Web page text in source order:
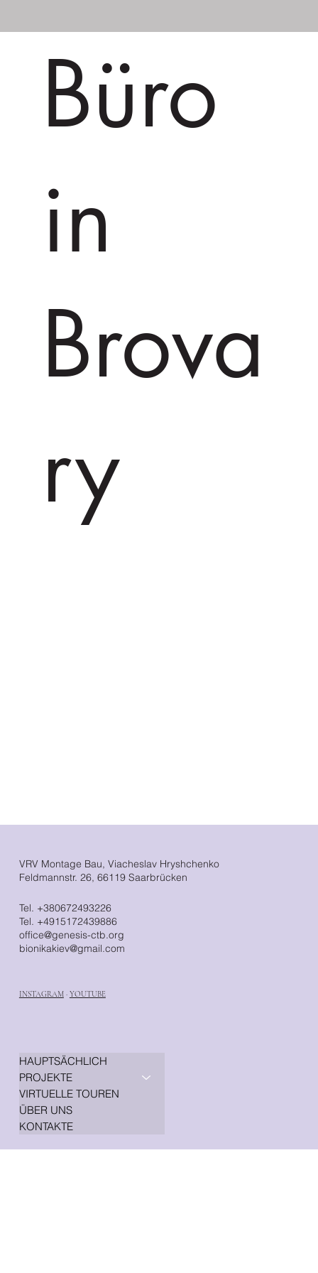
Büro
in
Brova
ry
VRV Montage Bau, Viacheslav Hryshchenko
Feldmannstr. 26, 66119 Saarbrücken
INSTAGRAM· YOUTUBE
Tel. +380672493226
Tel. +4915172439886
office@genesis-ctb.org
bionikakiev@gmail.com
HAUPTSÄCHLICH
PROJEKTE
VIRTUELLE TOUREN
ÜBER UNS
KONTAKTE